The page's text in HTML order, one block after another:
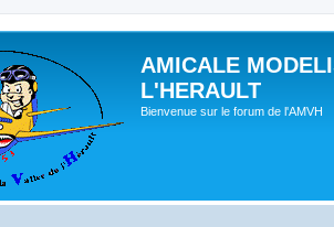
AMICALE
L'HERAULT
Bienvenue sur le forum de l'AMVH